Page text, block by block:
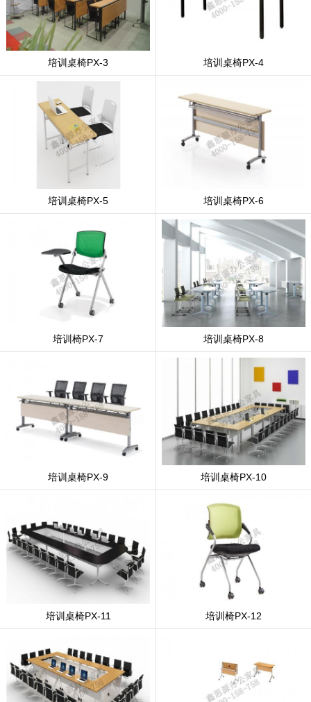
培训桌椅PX-3 培训桌椅PX-4
培训桌椅PX-5 培训桌椅PX-6
培训椅PX-7 培训桌椅PX-8
培训桌椅PX-9 培训桌椅PX-10
培训桌椅PX-11 培训椅PX-12